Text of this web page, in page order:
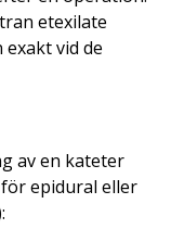
etexilate
vid de
av en kateter
epidural eller